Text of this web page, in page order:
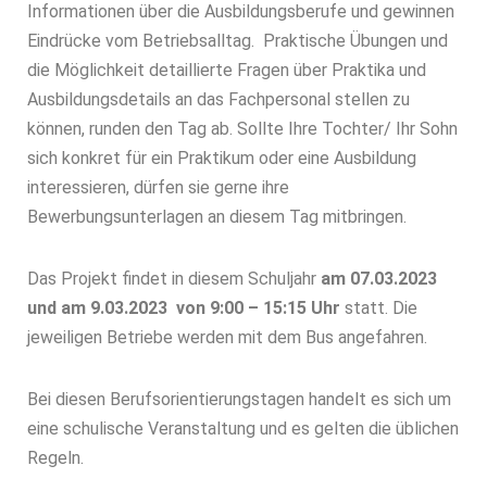
Informationen über die Ausbildungsberufe und gewinnen
Eindrücke vom Betriebsalltag. Praktische Übungen und
die Möglichkeit detaillierte Fragen über Praktika und
Ausbildungsdetails an das Fachpersonal stellen zu
können, runden den Tag ab. Sollte Ihre Tochter/ Ihr Sohn
sich konkret für ein Praktikum oder eine Ausbildung
interessieren, dürfen sie gerne ihre
Bewerbungsunterlagen an diesem Tag mitbringen.
Das Projekt findet in diesem Schuljahr am 07.03.2023
und am 9.03.2023 von 9:00 – 15:15 Uhr statt. Die
jeweiligen Betriebe werden mit dem Bus angefahren.
Bei diesen Berufsorientierungstagen handelt es sich um
eine schulische Veranstaltung und es gelten die üblichen
Regeln.